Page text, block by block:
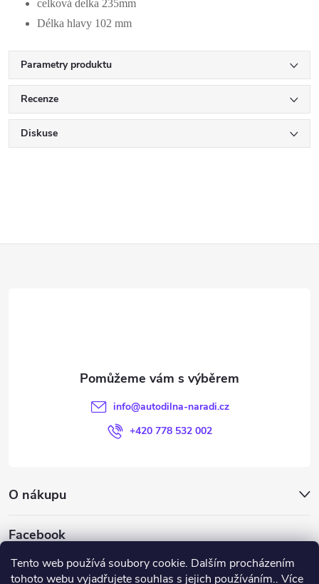
Tento web používá soubory cookie. Dalším procházením
tohoto webu vyjadřujete souhlas s jejich používáním.. Více
celková delka 235mm
Délka hlavy 102 mm
Parametry produktu
Recenze
Diskuse
info@autodilna-naradi.cz
+420 778 532 002
O nákupu
Facebook